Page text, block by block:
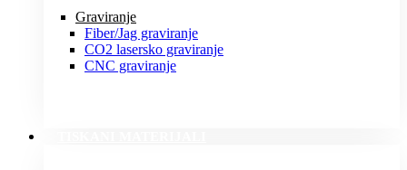
Graviranje
Fiber/Jag graviranje
CO2 lasersko graviranje
CNC graviranje